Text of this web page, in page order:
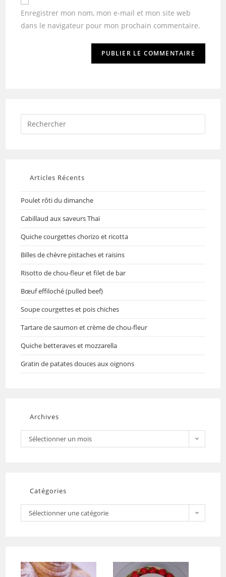
Enregistrer mon nom, mon e-mail et mon site web
dans le navigateur pour mon prochain commentaire.
Articles Récents
Poulet rôti du dimanche
Cabillaud aux saveurs Thaï
Quiche courgettes chorizo et ricotta
Billes de chèvre pistaches et raisins
Risotto de chou-fleur et filet de bar
Bœuf effiloché (pulled beef)
Soupe courgettes et pois chiches
Tartare de saumon et crème de chou-fleur
Quiche betteraves et mozzarella
Gratin de patates douces aux oignons
Archives
Sélectionner un mois
Catégories
Sélectionner une catégorie